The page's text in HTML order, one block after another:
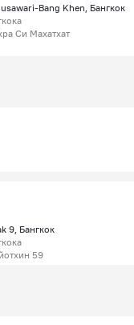
Bang Khen, Бангкок
Си Махатхат
9, Бангкок
59